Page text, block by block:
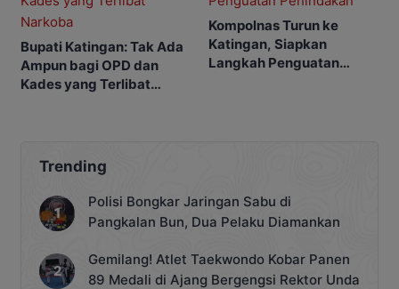
Bupati Katingan: Tak Ada
Ampun bagi OPD dan
Kades yang Terlibat
Kompolnas Turun ke
Katingan, Siapkan
Langkah Penguatan
Trending
Polisi Bongkar Jaringan Sabu di
Pangkalan Bun, Dua Pelaku Diamankan
Gemilang! Atlet Taekwondo Kobar Panen
89 Medali di Ajang Bergengsi Rektor Unda